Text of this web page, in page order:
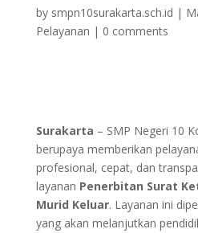
by smpn10surakarta.sch.id |
Pelayanan | 0 comments
Surakarta – SMP Negeri 10
berupaya memberikan
profesional, cepat, dan
layanan Penerbitan Surat
Murid Keluar. Layanan ini
yang akan melanjutkan